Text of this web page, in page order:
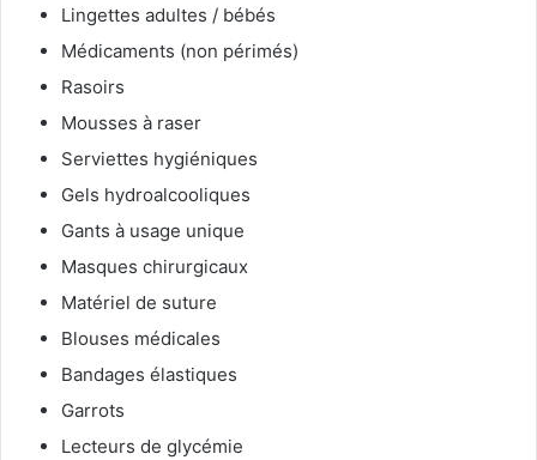
Lingettes adultes / bébés
Médicaments (non périmés)
Rasoirs
Mousses à raser
Serviettes hygiéniques
Gels hydroalcooliques
Gants à usage unique
Masques chirurgicaux
Matériel de suture
Blouses médicales
Bandages élastiques
Garrots
Lecteurs de glycémie